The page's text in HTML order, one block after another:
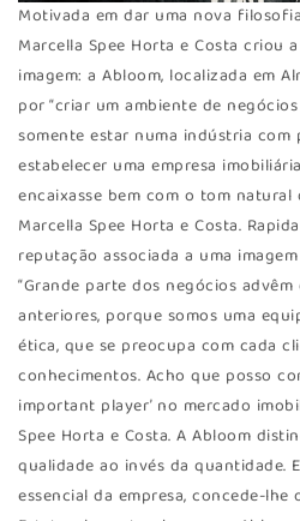
Motivada em dar uma nova
Marcella Spee Horta e Costa criou
imagem: a Abloom, localizada em
por “criar um ambiente de
somente estar numa indústria com
estabelecer uma empresa
encaixasse bem com o tom natural
Marcella Spee Horta e Costa.
reputação associada a uma
“Grande parte dos negócios
anteriores, porque somos uma
ética, que se preocupa com cada
conhecimentos. Acho que posso
important player’ no mercado
Spee Horta e Costa. A Abloom
qualidade ao invés da quantidade.
essencial da empresa, concede-lhe